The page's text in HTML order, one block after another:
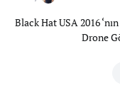
Black Hat USA 2016
Drone